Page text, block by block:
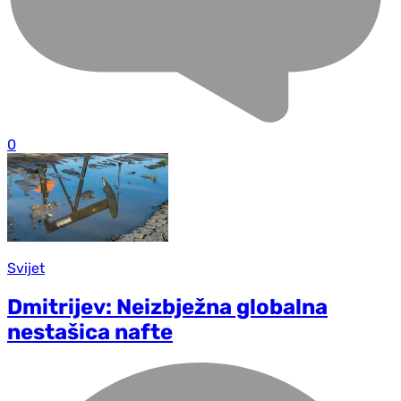
0
Svijet
Dmitrijev: Neizbježna globalna
nestašica nafte